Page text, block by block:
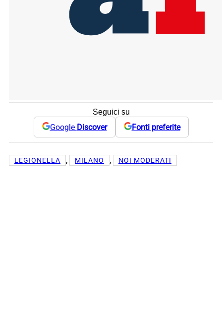
Seguici su
Google Discover Fonti preferite
LEGIONELLA , MILANO , NOI MODERATI